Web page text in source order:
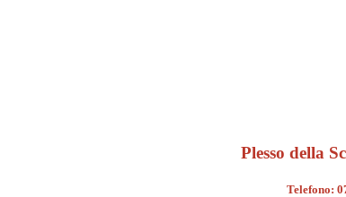
Plesso della
Telefono: